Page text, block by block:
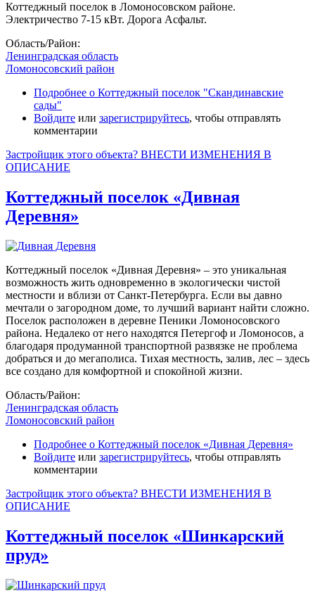
Коттеджный поселок в Ломоносовском районе.
Электричество 7-15 кВт. Дорога Асфальт.
Область/Район:
Ленинградская область
Ломоносовский район
Подробнее о Коттеджный поселок "Скандинавские
сады"
Войдите или зарегистрируйтесь, чтобы отправлять
комментарии
Застройщик этого объекта? ВНЕСТИ ИЗМЕНЕНИЯ В
ОПИСАНИЕ
Коттеджный поселок «Дивная
Деревня»
Коттеджный поселок «Дивная Деревня» – это уникальная
возможность жить одновременно в экологически чистой
местности и вблизи от Санкт-Петербурга. Если вы давно
мечтали о загородном доме, то лучший вариант найти сложно.
Поселок расположен в деревне Пеники Ломоносовского
района. Недалеко от него находятся Петергоф и Ломоносов, а
благодаря продуманной транспортной развязке не проблема
добраться и до мегаполиса. Тихая местность, залив, лес – здесь
все создано для комфортной и спокойной жизни.
Область/Район:
Ленинградская область
Ломоносовский район
Подробнее о Коттеджный поселок «Дивная Деревня»
Войдите или зарегистрируйтесь, чтобы отправлять
комментарии
Застройщик этого объекта? ВНЕСТИ ИЗМЕНЕНИЯ В
ОПИСАНИЕ
Коттеджный поселок «Шинкарский
пруд»